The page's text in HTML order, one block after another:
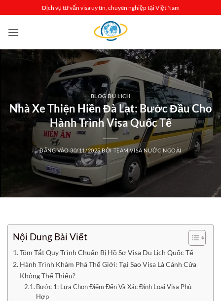
qua
nội
Dịch vụ tư vấn visa uy tín, chuyên nghiệp tại Việt Nam
BLOG DU LỊCH
Nhà Xe Thiện Hiền Đà Lạt: Bước Đầu Cho
Hành Trình Visa Quốc Tế
ĐĂNG VÀO30/11/2025BỞITEAM VISA NƯỚC NGOÀI
Nội Dung Bài Viết
Tóm Tắt Quy Trình Chuẩn Bị Hồ Sơ Visa Du Lịch Quốc Tế
Hành Trình Khám Phá Thế Giới: Tại Sao Visa Là Cánh Cửa
Không Thể Thiếu?
Bước 1: Lựa Chọn Điểm Đến Và Xác Định Loại Visa Phù
Hợp